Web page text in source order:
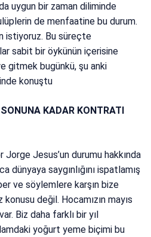
uygun bir zaman diliminde
de menfaatine bu durum.
istiyoruz. Bu süreçte
sabit bir öykünün içerisine
gitmek bugünkü, şu anki
konuştu
KADAR KONTRATI
Jesus’un durumu hakkında
dünyaya saygınlığını ispatlamış
ve söylemlere karşın bize
değil. Hocamızın mayıs
Biz daha farklı bir yıl
yoğurt yeme biçimi bu